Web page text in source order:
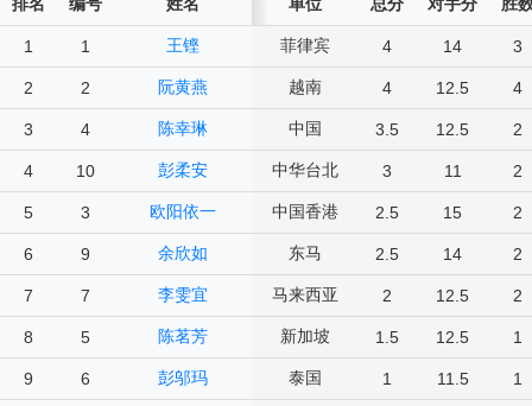
1 1 王铿 菲律宾 4 14 3
2 2 阮黄燕 越南 4 12.5 4
3 4 陈幸琳 中国 3.5 12.5 2
4 10 彭柔安 中华台北 3 11 2
5 3 欧阳依一 中国香港 2.5 15 2
6 9 余欣如 东马 2.5 14 2
7 7 李雯宜 马来西亚 2 12.5 2
8 5 陈茗芳 新加坡 1.5 12.5 1
9 6 彭邬玛 泰国 1 11.5 1